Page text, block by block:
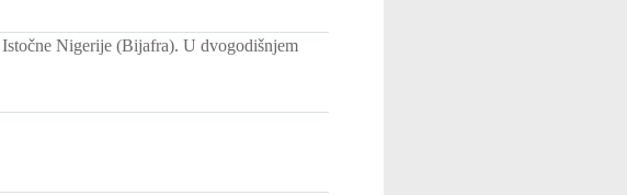
Nigerije (Bijafra). U dvogodišnjem